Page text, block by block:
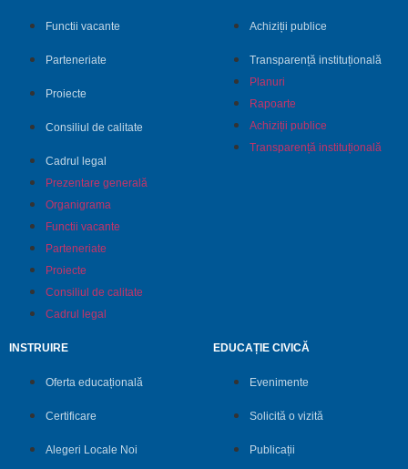
Functii vacante
Parteneriate
Proiecte
Consiliul de calitate
Cadrul legal
Prezentare generală
Organigrama
Functii vacante
Parteneriate
Proiecte
Consiliul de calitate
Cadrul legal
Achiziții publice
Transparență instituțională
Planuri
Rapoarte
Achiziții publice
Transparență instituțională
INSTRUIRE
Oferta educațională
Certificare
Alegeri Locale Noi
EDUCAȚIE CIVICĂ
Evenimente
Solicită o vizită
Publicații